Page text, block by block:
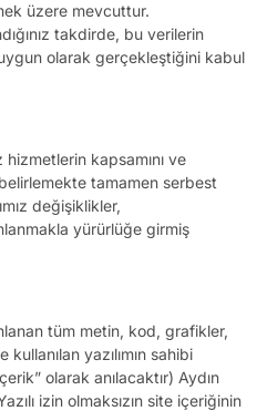
üzere mevcuttur.
takdirde, bu verilerin
olarak gerçekleştiğini kabul
hizmetlerin kapsamını ve
tamamen serbest
değişiklikler,
yürürlüğe girmiş
tüm metin, kod, grafikler,
yazılımın sahibi
olarak anılacaktır) Aydın
izin olmaksızın site içeriğinin